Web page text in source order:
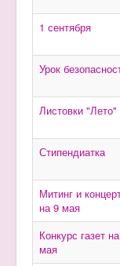
1 сентября
Урок
Листовки "Лето"
Стипендиатка
Митинг и
на 9 мая
Конкурс газет
мая